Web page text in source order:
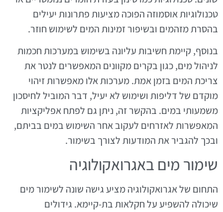
טכנולוגיות אוסמוזה הפוכה מציעות פתרונות יעילים
בהסרת מזהמים ובשיפור זמינות המים לשימוש חוזר.
בנוסף, קיימת חשיבות עליונה בשימוש במערכות חכמות
לניהול מים, כגון בקרים מקוונים המאפשרים לנטר את
צריכת המים בזמן אמת. מערכות אלו מאפשרות זיהוי
מוקדם של דליפות ושימוש לא יעיל, דבר המוביל לחיסכון
משמעותי במים. בהקשר זה, ניתן גם לפתח אפליקציות
המאפשרות לאזרחים לעקוב אחר השימוש במים בביתם,
ובכך להגביר את המודעות לצורך בשימור.
שימור מים באגרואקולוגיה
התחום של אגרואקולוגיה מציע גישה שונה לשימור מים
שיכולה להשפיע על חקלאות בת-קיימא. גידולים